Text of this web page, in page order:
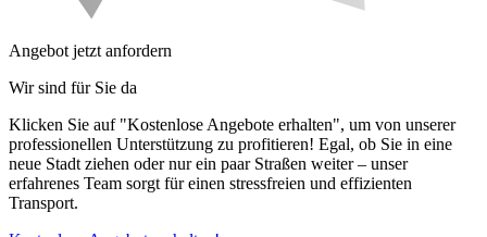
Angebot jetzt anfordern
Wir sind für Sie da
Klicken Sie auf "Kostenlose Angebote erhalten", um von unserer
professionellen Unterstützung zu profitieren! Egal, ob Sie in eine
neue Stadt ziehen oder nur ein paar Straßen weiter – unser
erfahrenes Team sorgt für einen stressfreien und effizienten
Transport.